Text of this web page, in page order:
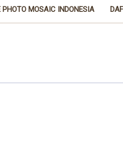
PHOTO MOSAIC INDONESIA